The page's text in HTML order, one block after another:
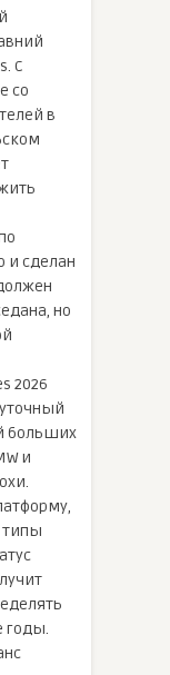
С
со
в
и сделан
но
2026
больших
и
годы.